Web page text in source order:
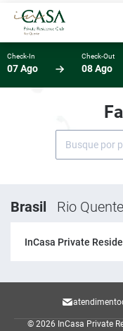
Check-In
07 Ago
Check-Out
08 Ago
Brasil Rio Quente
InCasa Private
© 2026 InCasa Private